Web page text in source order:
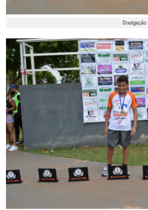
Divulgação